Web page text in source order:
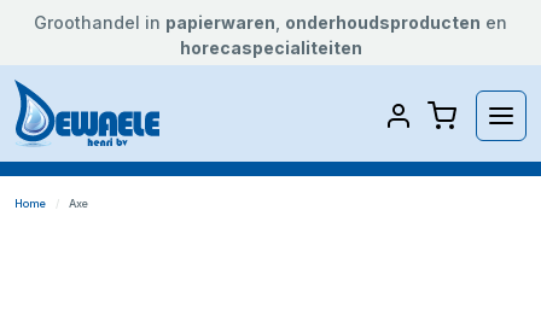
Groothandel in papierwaren onderhoudsproducten en
horecaspecialiteiten
Home Axe